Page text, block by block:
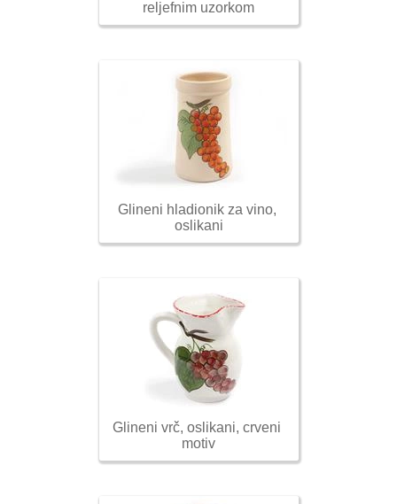
reljefnim uzorkom
Glineni hladionik za vino,
oslikani
Glineni vrč, oslikani, crveni
motiv